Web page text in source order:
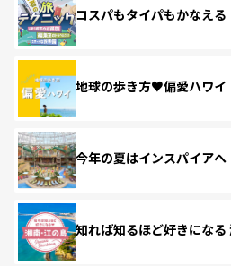
コスパもタイパもかなえ
地球の歩き方♥偏愛ハワイ
今年の夏はインスパイアへ
知れば知るほど好きになる